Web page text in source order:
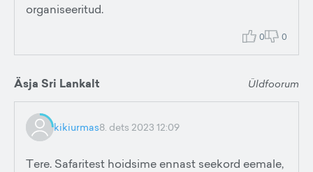
organiseeritud.
0 0
Äsja Sri Lankalt Üldfoorum
kikiurmas8. dets 2023 12:09
Tere. Safaritest hoidsime ennast seekord eemale,